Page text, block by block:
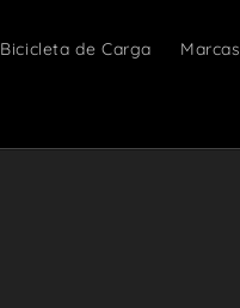
Bicicleta de Carga Marcas